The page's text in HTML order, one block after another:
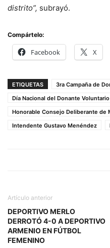
distrito”, subrayó.
Compártelo:
Facebook X
ETIQUETAS
3ra Campaña de
Día Nacional del Donante
Honorable Consejo Deliberante de
Intendente Gustavo Menéndez
Artículo anterior
DEPORTIVO MERLO
DERROTÓ 4-0 A DEPORTIVO
ARMENIO EN FÚTBOL
FEMENINO